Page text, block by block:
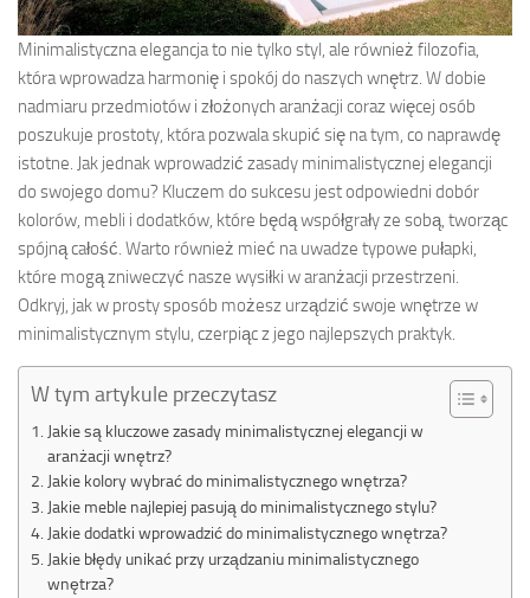
Minimalistyczna elegancja to nie tylko styl, ale również filozofia,
która wprowadza harmonię i spokój do naszych wnętrz. W dobie
nadmiaru przedmiotów i złożonych aranżacji coraz więcej osób
poszukuje prostoty, która pozwala skupić się na tym, co naprawdę
istotne. Jak jednak wprowadzić zasady minimalistycznej elegancji
do swojego domu? Kluczem do sukcesu jest odpowiedni dobór
kolorów, mebli i dodatków, które będą współgrały ze sobą, tworząc
spójną całość. Warto również mieć na uwadze typowe pułapki,
które mogą zniweczyć nasze wysiłki w aranżacji przestrzeni.
Odkryj, jak w prosty sposób możesz urządzić swoje wnętrze w
minimalistycznym stylu, czerpiąc z jego najlepszych praktyk.
W tym artykule przeczytasz
Jakie są kluczowe zasady minimalistycznej elegancji w
aranżacji wnętrz?
Jakie kolory wybrać do minimalistycznego wnętrza?
Jakie meble najlepiej pasują do minimalistycznego stylu?
Jakie dodatki wprowadzić do minimalistycznego wnętrza?
Jakie błędy unikać przy urządzaniu minimalistycznego
wnętrza?